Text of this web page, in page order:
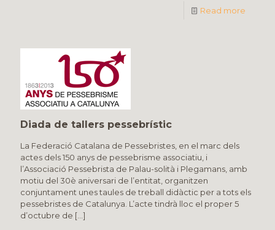
Read more
Diada de tallers pessebrístic
La Federació Catalana de Pessebristes, en el marc dels
actes dels 150 anys de pessebrisme associatiu, i
l’Associació Pessebrista de Palau-solità i Plegamans, amb
motiu del 30è aniversari de l’entitat, organitzen
conjuntament unes taules de treball didàctic per a tots els
pessebristes de Catalunya. L’acte tindrà lloc el proper 5
d’octubre de […]